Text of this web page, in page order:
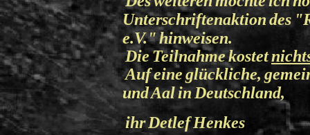
Unterschriftenaktion des
e.V." hinweisen.
Die Teilnahme kostet
Auf eine glückliche,
und Aal in Deutschland,
ihr Detlef Henkes